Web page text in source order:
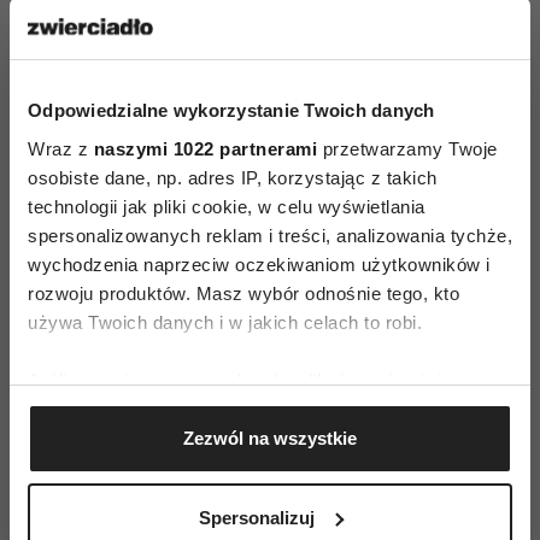
Odpowiedzialne wykorzystanie Twoich danych
Wraz z naszymi 1022 partnerami przetwarzamy Twoje
osobiste dane, np. adres IP, korzystając z takich
technologii jak pliki cookie, w celu wyświetlania
spersonalizowanych reklam i treści, analizowania tychże,
wychodzenia naprzeciw oczekiwaniom użytkowników i
rozwoju produktów. Masz wybór odnośnie tego, kto
używa Twoich danych i w jakich celach to robi.
Jeśli wyrazisz na to zgodę, chcielibyśmy również:
Gromadzić dane dotyczące Twojej lokalizacji
geograficznej z dokładnością nawet do kilku metrów
Identyfikować Twoje urządzenie, aktywnie
(fingerprinting, czyli wirtualny odcisk palca)
Zezwól na wszystkie
Spersonalizuj
(Fot. Julian Parker/UK Press via Getty Images)
Ale groszki to nie tylko trenddu jour; to wzór